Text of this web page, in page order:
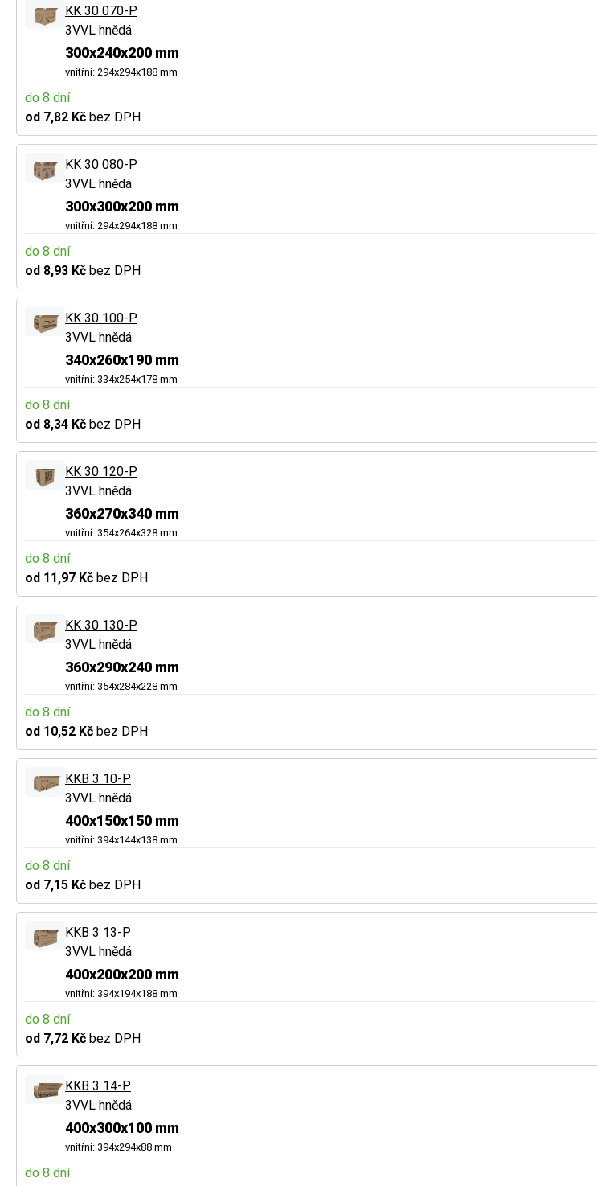
KK 30 070-P
3VVL hnědá
300x240x200 mm
vnitřní: 294x294x188 mm
do 8 dní
od 7,82 Kč bez DPH
KK 30 080-P
3VVL hnědá
300x300x200 mm
vnitřní: 294x294x188 mm
do 8 dní
od 8,93 Kč bez DPH
KK 30 100-P
3VVL hnědá
340x260x190 mm
vnitřní: 334x254x178 mm
do 8 dní
od 8,34 Kč bez DPH
KK 30 120-P
3VVL hnědá
360x270x340 mm
vnitřní: 354x264x328 mm
do 8 dní
od 11,97 Kč bez DPH
KK 30 130-P
3VVL hnědá
360x290x240 mm
vnitřní: 354x284x228 mm
do 8 dní
od 10,52 Kč bez DPH
KKB 3 10-P
3VVL hnědá
400x150x150 mm
vnitřní: 394x144x138 mm
do 8 dní
od 7,15 Kč bez DPH
KKB 3 13-P
3VVL hnědá
400x200x200 mm
vnitřní: 394x194x188 mm
do 8 dní
od 7,72 Kč bez DPH
KKB 3 14-P
3VVL hnědá
400x300x100 mm
vnitřní: 394x294x88 mm
do 8 dní